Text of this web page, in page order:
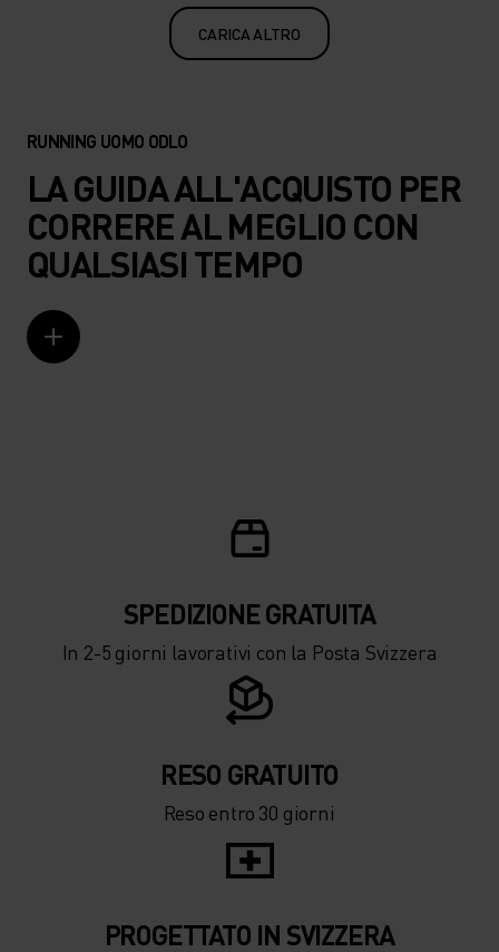
CARICA ALTRO
RUNNING UOMO ODLO
LA GUIDA ALL'ACQUISTO PER
CORRERE AL MEGLIO CON
QUALSIASI TEMPO
SPEDIZIONE ​​​​​​GRATUITA
In 2-5 giorni lavorativi con la Posta Svizzera
RESO GRATUITO
Reso entro 30 giorni
PROGETTATO IN SVIZZERA